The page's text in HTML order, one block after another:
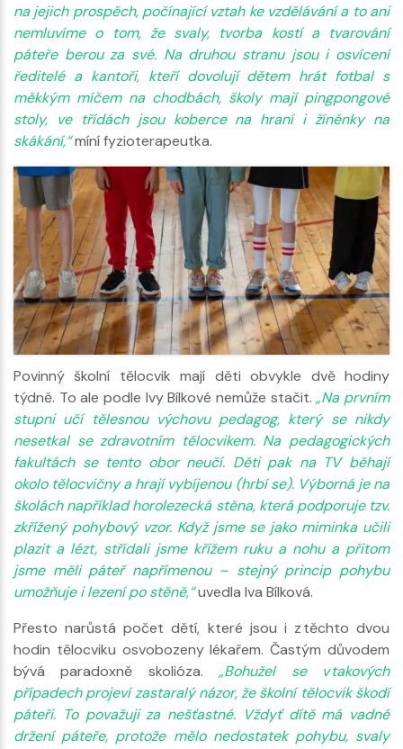
na jejich prospěch, počínající vztah ke vzdělávání a to ani
nemluvíme o tom, že svaly, tvorba kostí a tvarování
páteře berou za své. Na druhou stranu jsou i osvícení
ředitelé a kantoři, kteří dovolují dětem hrát fotbal s
měkkým míčem na chodbách, školy mají pingpongové
stoly, ve třídách jsou koberce na hraní i žíněnky na
skákání,“míní fyzioterapeutka.
Povinný školní tělocvik mají děti obvykle dvě hodiny
týdně. To ale podle Ivy Bílkové nemůže stačit. „Na prvním
stupni učí tělesnou výchovu pedagog, který se nikdy
nesetkal se zdravotním tělocvikem. Na pedagogických
fakultách se tento obor neučí. Děti pak na TV běhají
okolo tělocvičny a hrají vybíjenou (hrbí se). Výborná je na
školách například horolezecká stěna, která podporuje tzv.
zkřížený pohybový vzor. Když jsme se jako miminka učili
plazit a lézt, střídali jsme křížem ruku a nohu a přitom
jsme měli páteř napřímenou – stejný princip pohybu
umožňuje i lezení po stěně,“uvedla Iva Bílková.
Přesto narůstá počet dětí, které jsou i z těchto dvou
hodin tělocviku osvobozeny lékařem. Častým důvodem
bývá paradoxně skolióza.„Bohužel se v takových
případech projeví zastaralý názor, že školní tělocvik škodí
páteři. To považuji za nešťastné. Vždyť dítě má vadné
držení páteře, protože mělo nedostatek pohybu, svaly